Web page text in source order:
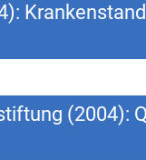
(2004):